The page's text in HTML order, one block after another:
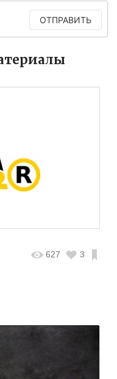
ОТПРАВИТЬ
627 3